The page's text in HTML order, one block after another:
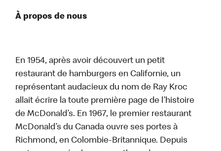
À propos de nous
En 1954, après avoir découvert un petit
restaurant de hamburgers en Californie, un
représentant audacieux du nom de Ray Kroc
allait écrire la toute première page de l’histoire
de McDonald’s. En 1967, le premier restaurant
McDonald’s du Canada ouvre ses portes à
Richmond, en Colombie-Britannique. Depuis